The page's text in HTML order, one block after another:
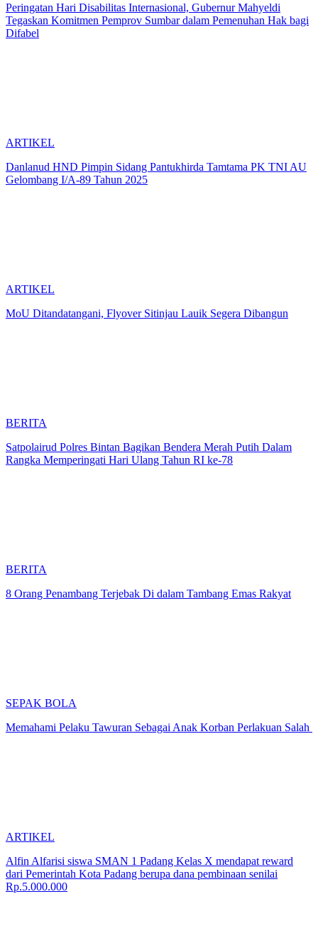
Peringatan Hari Disabilitas Internasional, Gubernur Mahyeldi
Tegaskan Komitmen Pemprov Sumbar dalam Pemenuhan Hak bagi
Difabel
ARTIKEL
Danlanud HND Pimpin Sidang Pantukhirda Tamtama PK TNI AU
Gelombang I/A-89 Tahun 2025
ARTIKEL
MoU Ditandatangani, Flyover Sitinjau Lauik Segera Dibangun
BERITA
Satpolairud Polres Bintan Bagikan Bendera Merah Putih Dalam
Rangka Memperingati Hari Ulang Tahun RI ke-78
BERITA
8 Orang Penambang Terjebak Di dalam Tambang Emas Rakyat
SEPAK BOLA
Memahami Pelaku Tawuran Sebagai Anak Korban Perlakuan Salah
ARTIKEL
Alfin Alfarisi siswa SMAN 1 Padang Kelas X mendapat reward
dari Pemerintah Kota Padang berupa dana pembinaan senilai
Rp.5.000.000